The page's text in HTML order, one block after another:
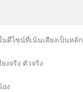
นดีไซน์ที่เน้นเสียงเป็นหลั
ยงจริง ตัวจริง
ง